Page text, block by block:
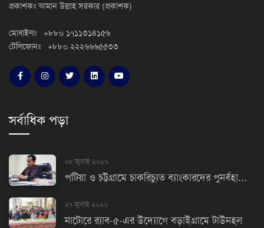
প্রকাশকঃ আমান উল্লাহ সরকার (প্রকাশক)
মোবাইলঃ +৮৮০ ১৭১১৩১৪১৫৬
টেলিফোনঃ +৮৮০ ২২২৬৬৬৫৫৩৩
সর্বাধিক পড়া
০৮ জুলাই ২০২৬
পটিয়া ও চট্টগ্রামে চাকরিচ্যুত ব্যাংকারদের পুনর্বহা...
২৭ জুলাই ২০২৬
নাটোরে র‌্যাব-৫-এর উদ্যোগে বড়াইগ্রামে টাউনহল